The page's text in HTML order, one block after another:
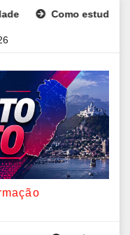
para o Enem: guia